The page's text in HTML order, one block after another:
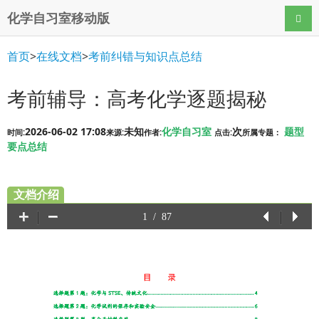
化学自习室移动版 导航
首页>在线文档>考前纠错与知识点总结
考前辅导：高考化学逐题揭秘
时间:2026-06-02 17:08来源:未知作者:化学自习室 点击:次所属专题： 题型
要点总结
文档介绍